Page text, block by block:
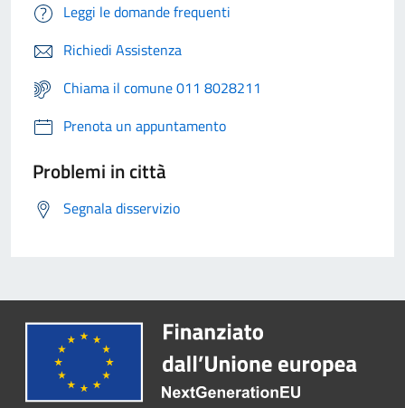
Leggi le domande frequenti
Richiedi Assistenza
Chiama il comune 011 8028211
Prenota un appuntamento
Problemi in città
Segnala disservizio